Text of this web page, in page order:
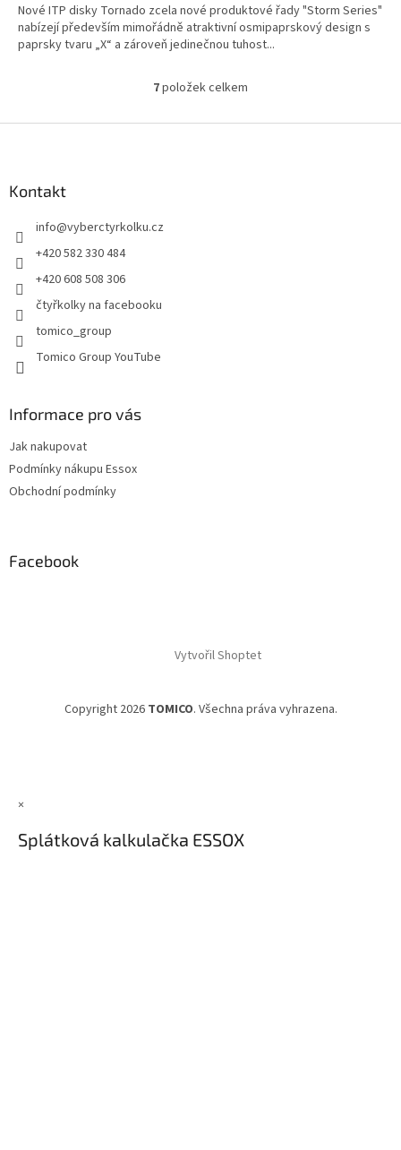
Nové ITP disky Tornado zcela nové produktové řady "Storm Series"
nabízejí především mimořádně atraktivní osmipaprskový design s
paprsky tvaru „X“ a zároveň jedinečnou tuhost...
O
l
7položek celkem
Kontakt
info@vyberctyrkolku.cz
+420 582 330 484
+420 608 508 306
čtyřkolky na facebooku
tomico_group
Tomico Group YouTube
Informace pro vás
Jak nakupovat
Podmínky nákupu Essox
Obchodní podmínky
Facebook
Vytvořil Shoptet
Copyright 2026 TOMICO. Všechna práva vyhrazena.
×
Splátková kalkulačka ESSOX